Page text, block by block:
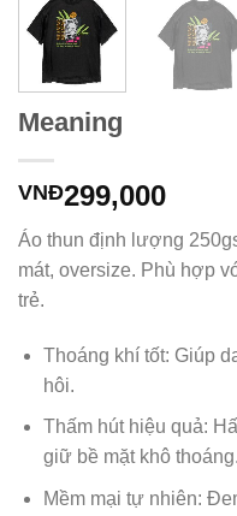
Meaning
VNĐ299,000
Áo thun định lượng
mát, oversize. Phù hợp
trẻ.
Thoáng khí tốt: Giúp
hôi.
Thấm hút hiệu quả:
giữ bề mặt khô thoáng.
Mềm mại tự nhiên: